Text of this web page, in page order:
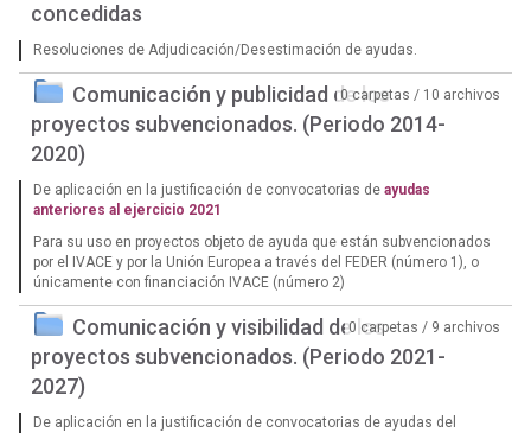
concedidas
Resoluciones de Adjudicación/Desestimación de ayudas.
Comunicación y publicidad de los
proyectos subvencionados. (Periodo 2014-
2020)
0 carpetas / 10 archivos
De aplicación en la justificación de convocatorias de ayudas
anteriores al ejercicio 2021
Para su uso en proyectos objeto de ayuda que están subvencionados
por el IVACE y por la Unión Europea a través del FEDER (número 1), o
únicamente con financiación IVACE (número 2)
Comunicación y visibilidad de los
proyectos subvencionados. (Periodo 2021-
2027)
0 carpetas / 9 archivos
De aplicación en la justificación de convocatorias de ayudas del